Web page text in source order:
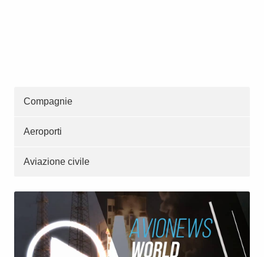
Compagnie
Aeroporti
Aviazione civile